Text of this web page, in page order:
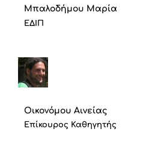
Μπαλοδήμου Μαρία
ΕΔΙΠ
Οικονόμου Αινείας
Επίκουρος Καθηγητής